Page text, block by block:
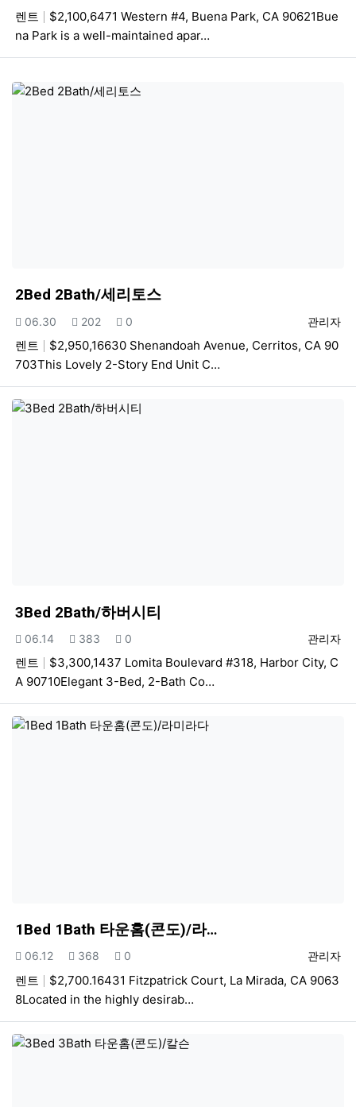
렌트
$2,100,6471 Western #4, Buena Park, CA 90621Bue
na Park is a well-maintained apar…
2Bed 2Bath/세리토스
등록자
관리자
등록일
06.30 조회
202 추천
0
렌트
$2,950,16630 Shenandoah Avenue, Cerritos, CA 90
703This Lovely 2-Story End Unit C…
3Bed 2Bath/하버시티
등록자
관리자
등록일
06.14 조회
383 추천
0
렌트
$3,300,1437 Lomita Boulevard #318, Harbor City, C
A 90710Elegant 3-Bed, 2-Bath Co…
1Bed 1Bath 타운홈(콘도)/라…
등록자
관리자
등록일
06.12 조회
368 추천
0
렌트
$2,700.16431 Fitzpatrick Court, La Mirada, CA 9063
8Located in the highly desirab…